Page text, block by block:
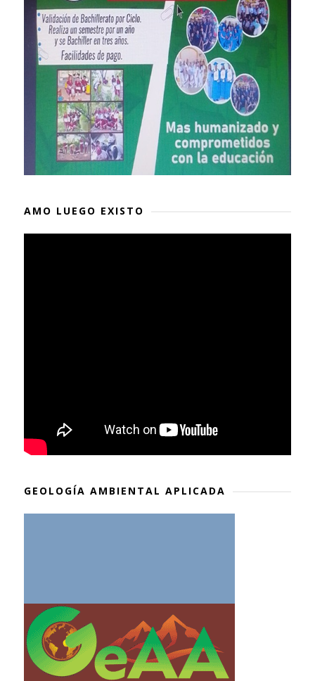
AMO LUEGO EXISTO
GEOLOGÍA AMBIENTAL APLICADA